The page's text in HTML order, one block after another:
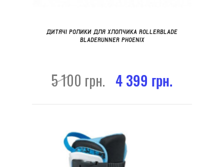
ДИТЯЧІ РОЛИКИ ДЛЯ ХЛОПЧИКА ROLLERBLADE
BLADERUNNER PHOENIX
5 100 грн. 4 399 грн.